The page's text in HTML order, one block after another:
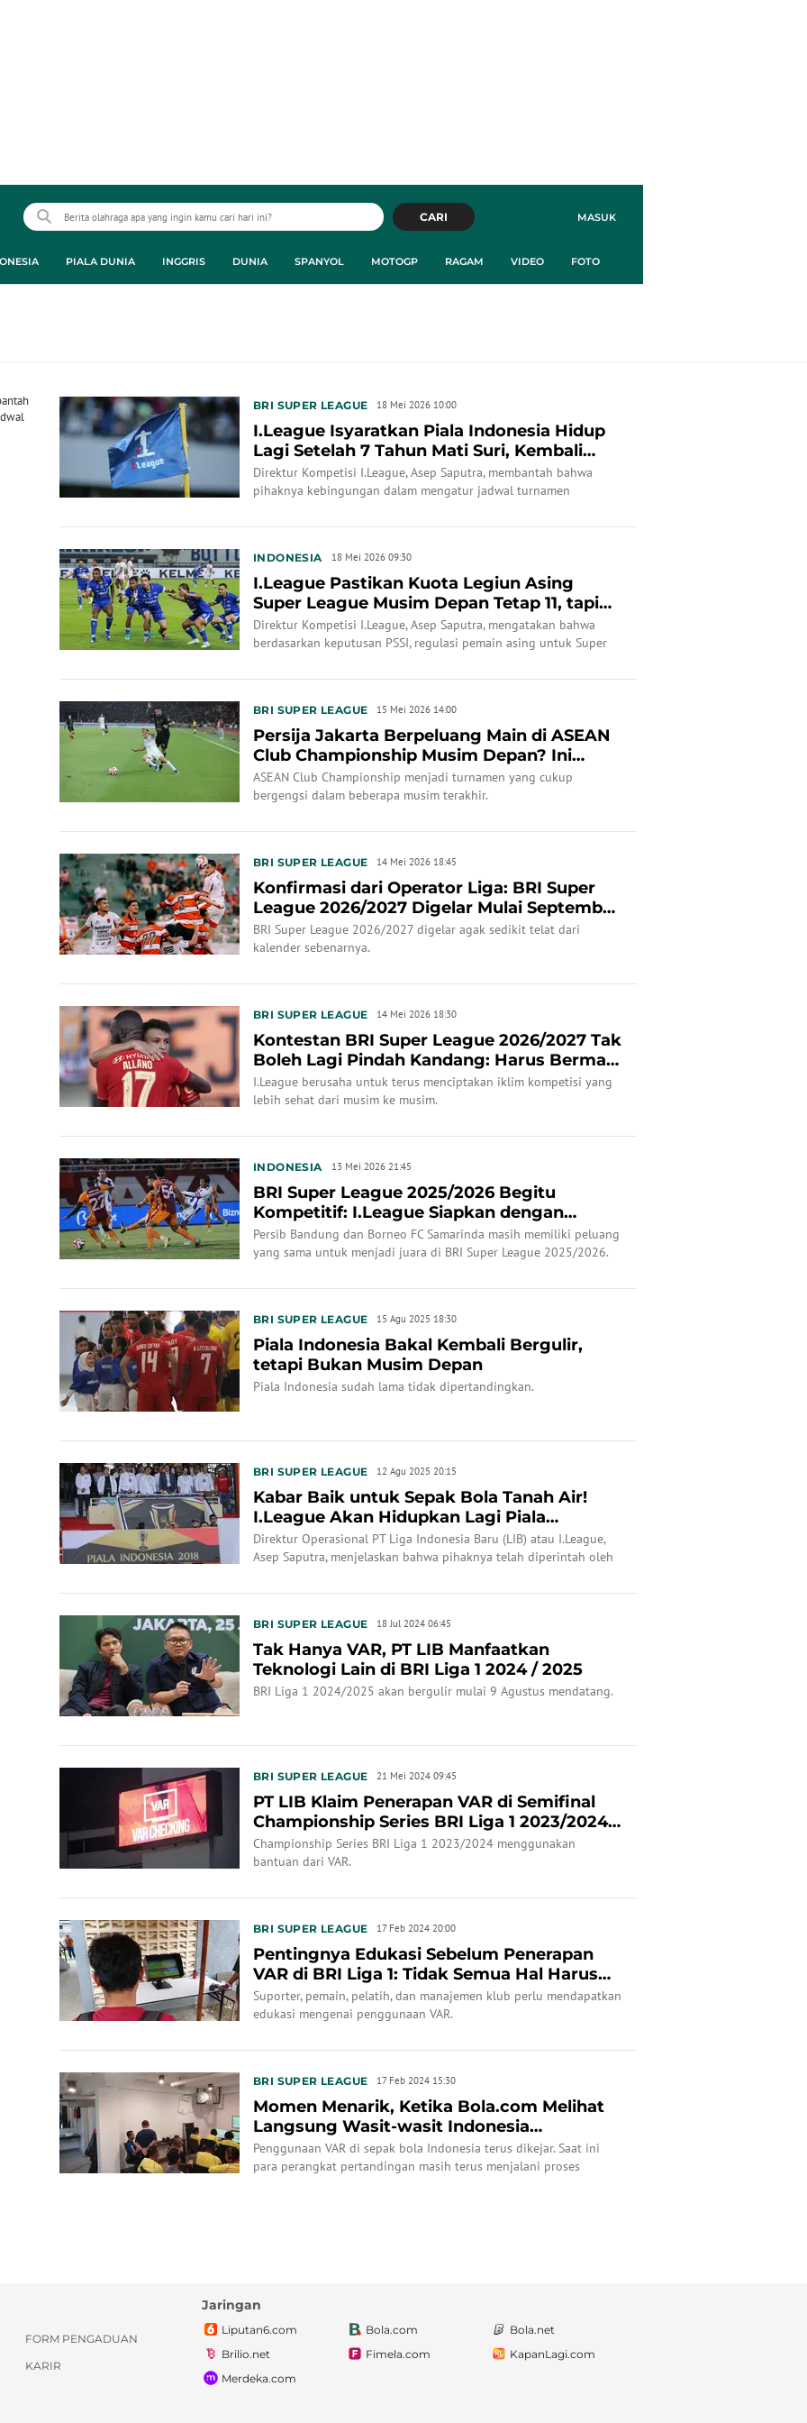
MASUK
CARI
PIALA DUNIA INGGRIS DUNIA SPANYOL MOTOGP RAGAM VIDEO FOTO
BRI SUPER LEAGUE 18 Mei 2026 10:00
I.League Isyaratkan Piala Indonesia Hidup
Lagi Setelah 7 Tahun Mati Suri, Kembali
Digelar ...
Direktur Kompetisi I.League, Asep Saputra, membantah bahwa
pihaknya kebingungan dalam mengatur jadwal turnamen
INDONESIA 18 Mei 2026 09:30
I.League Pastikan Kuota Legiun Asing
Super League Musim Depan Tetap 11, tapi
Hapus Aturan ...
Direktur Kompetisi I.League, Asep Saputra, mengatakan bahwa
berdasarkan keputusan PSSI, regulasi pemain asing untuk Super
BRI SUPER LEAGUE 15 Mei 2026 14:00
Persija Jakarta Berpeluang Main di ASEAN
Club Championship Musim Depan? Ini
Penjelasan I.L...
ASEAN Club Championship menjadi turnamen yang cukup
bergengsi dalam beberapa musim terakhir.
BRI SUPER LEAGUE 14 Mei 2026 18:45
Konfirmasi dari Operator Liga: BRI Super
League 2026/2027 Digelar Mulai September
2026
BRI Super League 2026/2027 digelar agak sedikit telat dari
kalender sebenarnya.
BRI SUPER LEAGUE 14 Mei 2026 18:30
Kontestan BRI Super League 2026/2027 Tak
Boleh Lagi Pindah Kandang: Harus Bermain
di Stadi...
I.League berusaha untuk terus menciptakan iklim kompetisi yang
lebih sehat dari musim ke musim.
INDONESIA 13 Mei 2026 21:45
BRI Super League 2025/2026 Begitu
Kompetitif: I.League Siapkan dengan
Matang Laga Pekan Te...
Persib Bandung dan Borneo FC Samarinda masih memiliki peluang
yang sama untuk menjadi juara di BRI Super League 2025/2026.
BRI SUPER LEAGUE 15 Agu 2025 18:30
Piala Indonesia Bakal Kembali Bergulir,
tetapi Bukan Musim Depan
Piala Indonesia sudah lama tidak dipertandingkan.
BRI SUPER LEAGUE 12 Agu 2025 20:15
Kabar Baik untuk Sepak Bola Tanah Air!
I.League Akan Hidupkan Lagi Piala
Indonesia Mula...
Direktur Operasional PT Liga Indonesia Baru (LIB) atau I.League,
Asep Saputra, menjelaskan bahwa pihaknya telah diperintah oleh
Indonesia mulai musim 2026/2027.
BRI SUPER LEAGUE 18 Jul 2024 06:45
Tak Hanya VAR, PT LIB Manfaatkan
Teknologi Lain di BRI Liga 1 2024 / 2025
BRI Liga 1 2024/2025 akan bergulir mulai 9 Agustus mendatang.
BRI SUPER LEAGUE 21 Mei 2024 09:45
PT LIB Klaim Penerapan VAR di Semifinal
Championship Series BRI Liga 1 2023/2024
Sukses: B...
Championship Series BRI Liga 1 2023/2024 menggunakan
bantuan dari VAR.
BRI SUPER LEAGUE 17 Feb 2024 20:00
Pentingnya Edukasi Sebelum Penerapan
VAR di BRI Liga 1: Tidak Semua Hal Harus
Dicek Lewat ...
Suporter, pemain, pelatih, dan manajemen klub perlu mendapatkan
edukasi mengenai penggunaan VAR.
BRI SUPER LEAGUE 17 Feb 2024 15:30
Momen Menarik, Ketika Bola.com Melihat
Langsung Wasit-wasit Indonesia
Mengoperasikan VAR: ...
Penggunaan VAR di sepak bola Indonesia terus dikejar. Saat ini
para perangkat pertandingan masih terus menjalani proses
FORM PENGADUAN
KARIR
Jaringan
Liputan6.com Bola.com
Bola.net
Brilio.net
Fimela.com
KapanLagi.com
Merdeka.com